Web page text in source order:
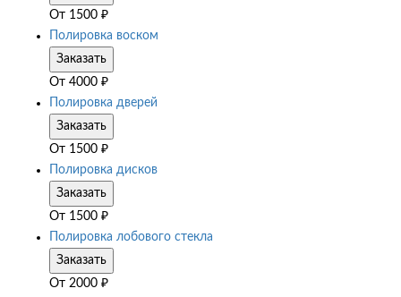
От 1500 ₽
Полировка воском
Заказать
От 4000 ₽
Полировка дверей
Заказать
От 1500 ₽
Полировка дисков
Заказать
От 1500 ₽
Полировка лобового стекла
Заказать
От 2000 ₽